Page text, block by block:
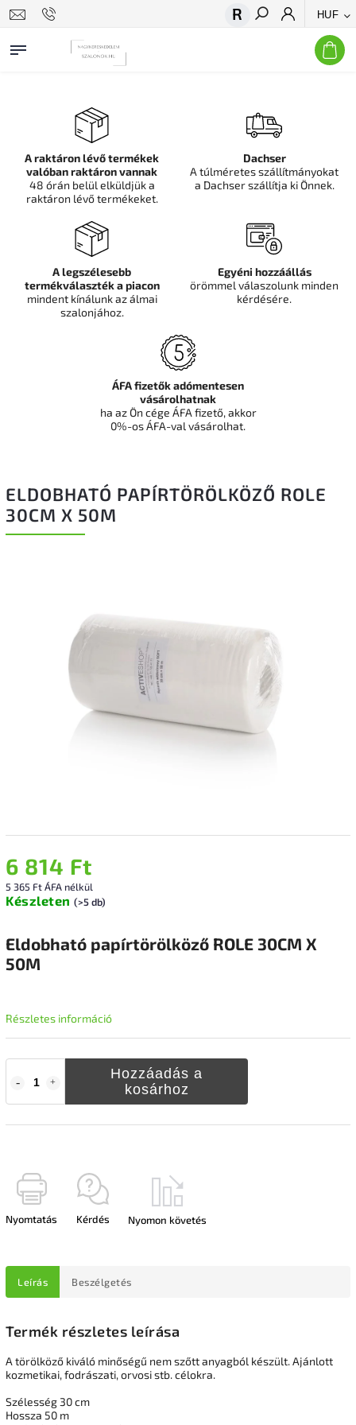
HUF
Keresés
ELDOBHATÓ PAPÍRTÖRÖLKÖZŐ ROLE
30CM X 50M
6 814 Ft
5 365 Ft ÁFA nélkül
Készleten (>5 db)
Hozzáadás a
kosárhoz
Eldobható papírtörölköző ROLE 30CM X
50M
Részletes információ
Nyomtatás Kérdés Nyomon követés
A raktáron lévő termékek
valóban raktáron vannak
48 órán belül elküldjük a
raktáron lévő termékeket.
Dachser
A túlméretes szállítmányokat
a Dachser szállítja ki Önnek.
A legszélesebb
termékválaszték a piacon
mindent kínálunk az álmai
szalonjához.
Egyéni hozzáállás
örömmel válaszolunk minden
kérdésére.
ÁFA fizetők adómentesen
vásárolhatnak
ha az Ön cége ÁFA fizető, akkor
0%-os ÁFA-val vásárolhat.
Leírás Beszélgetés
Termék részletes leírása
A törölköző kiváló minőségű nem szőtt anyagból készült. Ajánlott
kozmetikai, fodrászati, orvosi stb. célokra.
Szélesség 30 cm
Hossza 50 m